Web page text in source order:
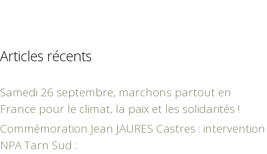
Articles récents
Samedi 26 septembre, marchons partout en
France pour le climat, la paix et les solidarités !
Commémoration Jean JAURES Castres : intervention
NPA Tarn Sud :